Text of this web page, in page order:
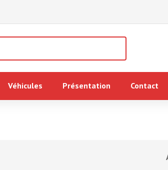
Véhicules Présentation Contact